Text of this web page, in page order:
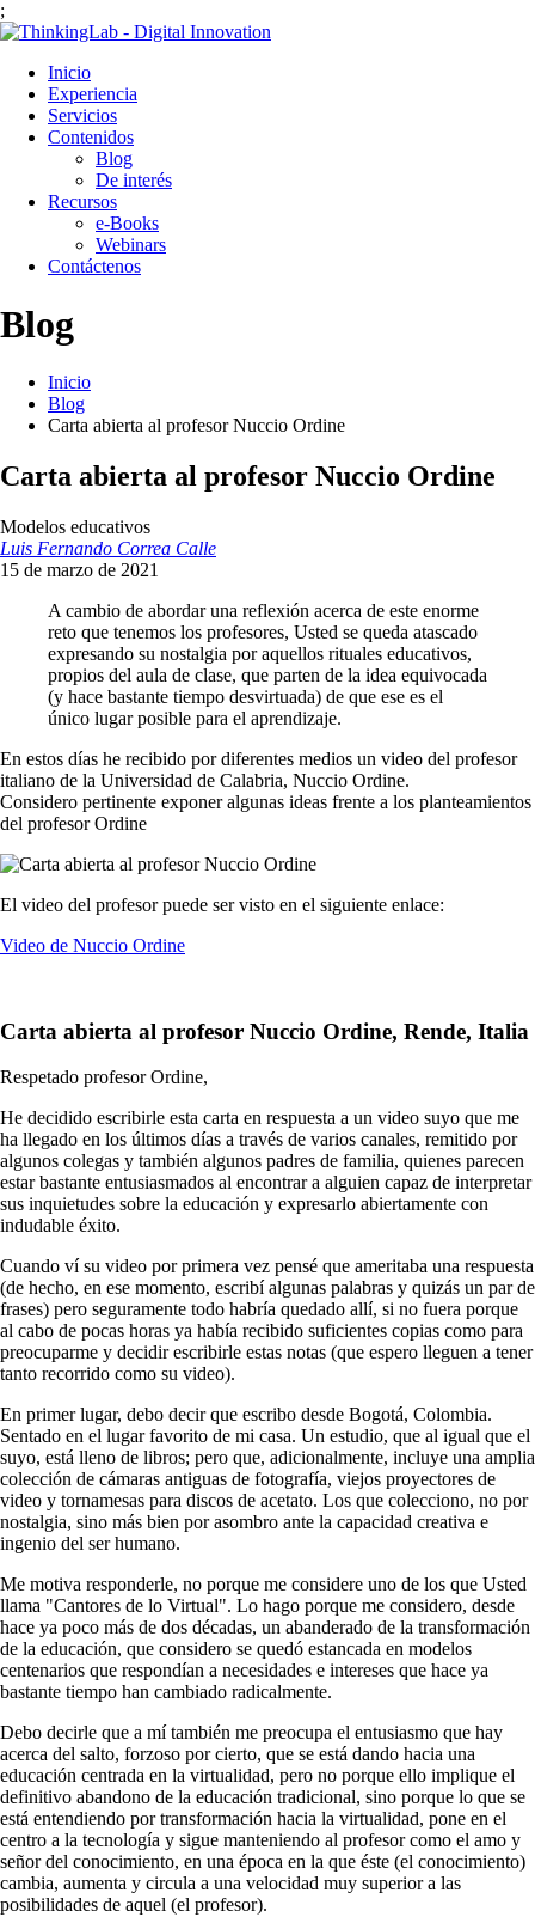
;
Inicio
Experiencia
Servicios
Contenidos
Blog
De interés
Recursos
e-Books
Webinars
Contáctenos
Blog
Inicio
Blog
Carta abierta al profesor Nuccio Ordine
Carta abierta al profesor Nuccio Ordine
Modelos educativos
Luis Fernando Correa Calle
15 de marzo de 2021
A cambio de abordar una reflexión acerca de este enorme
reto que tenemos los profesores, Usted se queda atascado
expresando su nostalgia por aquellos rituales educativos,
propios del aula de clase, que parten de la idea equivocada
(y hace bastante tiempo desvirtuada) de que ese es el
único lugar posible para el aprendizaje.
En estos días he recibido por diferentes medios un video del profesor
italiano de la Universidad de Calabria, Nuccio Ordine.
Considero pertinente exponer algunas ideas frente a los planteamientos
del profesor Ordine
El video del profesor puede ser visto en el siguiente enlace:
Video de Nuccio Ordine
Carta abierta al profesor Nuccio Ordine, Rende, Italia
Respetado profesor Ordine,
He decidido escribirle esta carta en respuesta a un video suyo que me
ha llegado en los últimos días a través de varios canales, remitido por
algunos colegas y también algunos padres de familia, quienes parecen
estar bastante entusiasmados al encontrar a alguien capaz de interpretar
sus inquietudes sobre la educación y expresarlo abiertamente con
indudable éxito.
Cuando ví su video por primera vez pensé que ameritaba una respuesta
(de hecho, en ese momento, escribí algunas palabras y quizás un par de
frases) pero seguramente todo habría quedado allí, si no fuera porque
al cabo de pocas horas ya había recibido suficientes copias como para
preocuparme y decidir escribirle estas notas (que espero lleguen a tener
tanto recorrido como su video).
En primer lugar, debo decir que escribo desde Bogotá, Colombia.
Sentado en el lugar favorito de mi casa. Un estudio, que al igual que el
suyo, está lleno de libros; pero que, adicionalmente, incluye una amplia
colección de cámaras antiguas de fotografía, viejos proyectores de
video y tornamesas para discos de acetato. Los que colecciono, no por
nostalgia, sino más bien por asombro ante la capacidad creativa e
ingenio del ser humano.
Me motiva responderle, no porque me considere uno de los que Usted
llama "Cantores de lo Virtual". Lo hago porque me considero, desde
hace ya poco más de dos décadas, un abanderado de la transformación
de la educación, que considero se quedó estancada en modelos
centenarios que respondían a necesidades e intereses que hace ya
bastante tiempo han cambiado radicalmente.
Debo decirle que a mí también me preocupa el entusiasmo que hay
acerca del salto, forzoso por cierto, que se está dando hacia una
educación centrada en la virtualidad, pero no porque ello implique el
definitivo abandono de la educación tradicional, sino porque lo que se
está entendiendo por transformación hacia la virtualidad, pone en el
centro a la tecnología y sigue manteniendo al profesor como el amo y
señor del conocimiento, en una época en la que éste (el conocimiento)
cambia, aumenta y circula a una velocidad muy superior a las
posibilidades de aquel (el profesor).